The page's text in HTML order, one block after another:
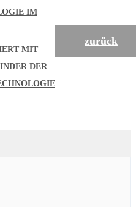
IM
MIT
DER
zurück